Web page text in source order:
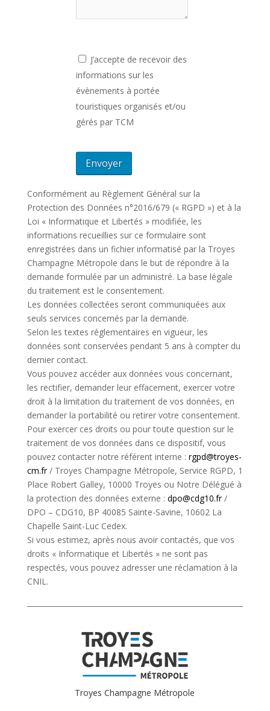
J’accepte de recevoir des
informations sur les
évènements à portée
touristiques organisés et/ou
gérés par TCM
Conformément au Règlement Général sur la
Protection des Données n°2016/679 (« RGPD ») et à la
Loi « Informatique et Libertés » modifiée, les
informations recueillies sur ce formulaire sont
enregistrées dans un fichier informatisé par la Troyes
Champagne Métropole dans le but de répondre à la
demande formulée par un administré. La base légale
du traitement est le consentement.
Les données collectées seront communiquées aux
seuls services concernés par la demande.
Selon les textes réglementaires en vigueur, les
données sont conservées pendant 5 ans à compter du
dernier contact.
Vous pouvez accéder aux données vous concernant,
les rectifier, demander leur effacement, exercer votre
droit à la limitation du traitement de vos données, en
demander la portabilité ou retirer votre consentement.
Pour exercer ces droits ou pour toute question sur le
traitement de vos données dans ce dispositif, vous
pouvez contacter notre référent interne : rgpd@troyes-
cm.fr / Troyes Champagne Métropole, Service RGPD, 1
Place Robert Galley, 10000 Troyes ou Notre Délégué à
la protection des données externe : dpo@cdg10.fr /
DPO – CDG10, BP 40085 Sainte-Savine, 10602 La
Chapelle Saint-Luc Cedex.
Si vous estimez, après nous avoir contactés, que vos
droits « Informatique et Libertés » ne sont pas
respectés, vous pouvez adresser une réclamation à la
CNIL.
Troyes Champagne Métropole